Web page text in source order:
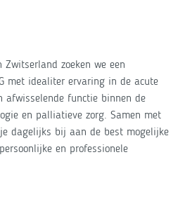
zoeken we een
met idealiter ervaring in de acute
afwisselende functie binnen de
en palliatieve zorg. Samen met
dagelijks bij aan de best mogelijke
en professionele